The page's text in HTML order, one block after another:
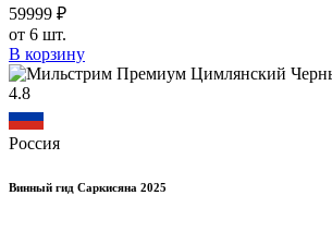
59999 ₽
от 6 шт.
В корзину
4.8
Россия
Винный гид Саркисяна 2025